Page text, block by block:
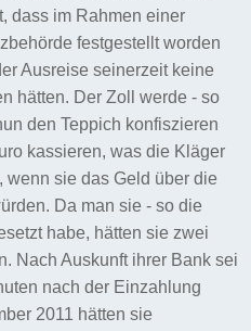
dass im Rahmen einer
festgestellt worden
Ausreise seinerzeit keine
hätten. Der Zoll werde - so
den Teppich konfiszieren
kassieren, was die Kläger
sie das Geld über die
Da man sie - so die
habe, hätten sie zwei
Nach Auskunft ihrer Bank sei
nach der Einzahlung
2011 hätten sie